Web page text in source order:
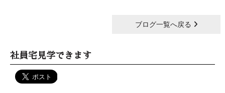
ブログ一覧へ戻る
社員宅見学できます